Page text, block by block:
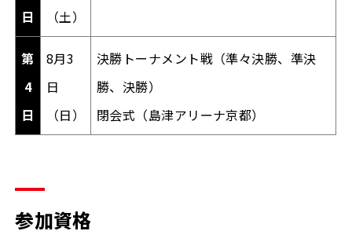
日
（土）
第
4
日
8月3
日
（日）
決勝トーナメント戦（準々決勝、準決
勝、決勝）
閉会式（島津アリーナ京都）
参加資格